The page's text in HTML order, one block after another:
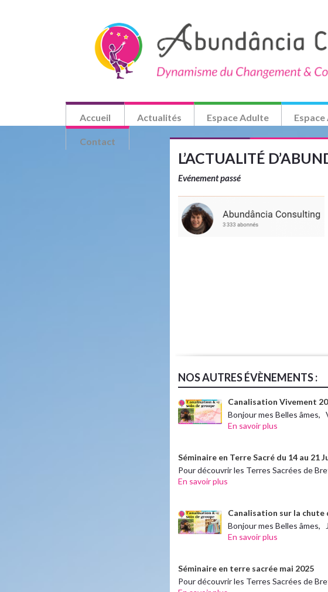
Accueil Actualités Espace Adulte Espace
Contact
L’ACTUALITÉ
Evénement passé
NOS AUTRES ÉVÈNEMENTS :
Canalisation Vivement
Bonjour mes Belles âmes,
En savoir plus
Séminaire en Terre Sacré du 14 au 21
Pour découvrir les Terres Sacrées de
En savoir plus
Canalisation sur la chute
Bonjour mes Belles âmes,
En savoir plus
Séminaire en terre sacrée mai 2025
Pour découvrir les Terres Sacrées de